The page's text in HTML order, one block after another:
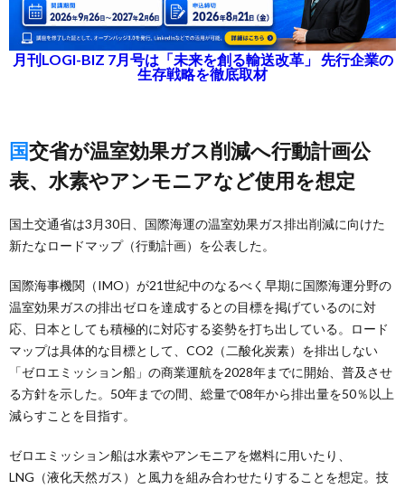
月刊LOGI-BIZ 7月号は「未来を創る輸送改革」 先行企業の
生存戦略を徹底取材
国交省が温室効果ガス削減へ行動計画公
表、水素やアンモニアなど使用を想定
国土交通省は3月30日、国際海運の温室効果ガス排出削減に向けた
新たなロードマップ（行動計画）を公表した。
国際海事機関（IMO）が21世紀中のなるべく早期に国際海運分野の
温室効果ガスの排出ゼロを達成するとの目標を掲げているのに対
応、日本としても積極的に対応する姿勢を打ち出している。ロード
マップは具体的な目標として、CO2（二酸化炭素）を排出しない
「ゼロエミッション船」の商業運航を2028年までに開始、普及させ
る方針を示した。50年までの間、総量で08年から排出量を50％以上
減らすことを目指す。
ゼロエミッション船は水素やアンモニアを燃料に用いたり、
LNG（液化天然ガス）と風力を組み合わせたりすることを想定。技